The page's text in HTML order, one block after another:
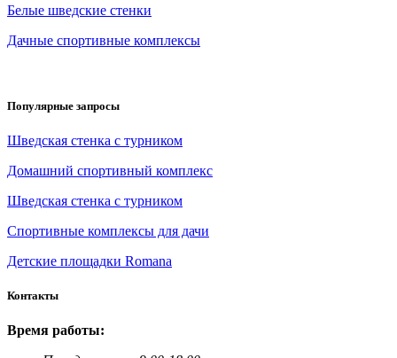
Белые шведские стенки
Дачные спортивные комплексы
Популярные запросы
Шведская стенка с турником
Домашний спортивный комплекс
Шведская стенка с турником
Спортивные комплексы для дачи
Детские площадки Romana
Контакты
Время работы: